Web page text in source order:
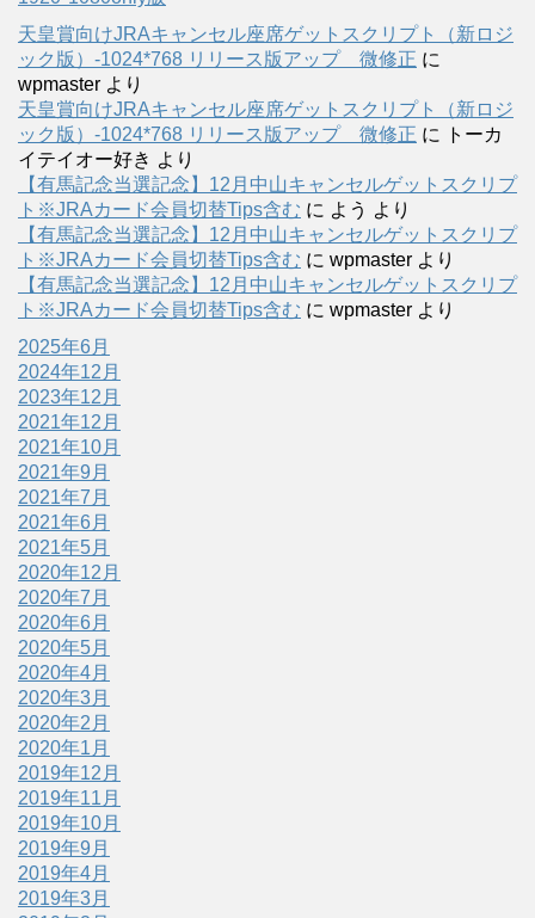
天皇賞向けJRAキャンセル座席ゲットスクリプト（新ロジ
ック版）-1024*768 リリース版アップ 微修正 に
wpmaster より
天皇賞向けJRAキャンセル座席ゲットスクリプト（新ロジ
ック版）-1024*768 リリース版アップ 微修正 に
トーカ
イテイオー好き より
【有馬記念当選記念】12月中山キャンセルゲットスクリプ
ト※JRAカード会員切替Tips含む に よう より
【有馬記念当選記念】12月中山キャンセルゲットスクリプ
ト※JRAカード会員切替Tips含む に wpmaster より
【有馬記念当選記念】12月中山キャンセルゲットスクリプ
ト※JRAカード会員切替Tips含む に wpmaster より
2025年6月
2024年12月
2023年12月
2021年12月
2021年10月
2021年9月
2021年7月
2021年6月
2021年5月
2020年12月
2020年7月
2020年6月
2020年5月
2020年4月
2020年3月
2020年2月
2020年1月
2019年12月
2019年11月
2019年10月
2019年9月
2019年4月
2019年3月